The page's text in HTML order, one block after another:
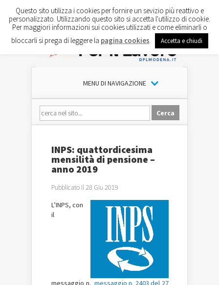
MENU DI NAVIGAZIONE
INPS: quattordicesima
mensilità di pensione –
anno 2019
Pubblicato il 28 Giu 2019
L’INPS, con
il
messaggio n. messaggio n. 2403 del 27
Questo sito utilizza i cookies per fornire un sevizio più reattivo e
personalizzato. Utilizzando questo sito si accetta l'utilizzo di cookie.
Per maggiori informazioni sui cookies utilizzati e come eliminarli o
bloccarli si prega di leggere la pagina cookies Accetta e chiudi